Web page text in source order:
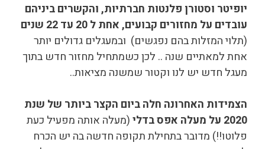
יופיטר וסטורן פלנטות חברתיות, והקשרים ביניהם
עובדים על מחזורים קבועים, אחת ל 20 עד 22 שנים
(תלוי המזלות בהם נפגשים) ובמעגלים גדולים יותר
אחת למאתיים שנה .. לכן כשמתחיל מחזור חדש בתוך
מעגל חדש יש לנו וקטור שמשנה מציאות..
הצמידות האחרונה חלה ביום הקצר ביותר של שנת
2020 על מעלה אפס בדלי
(מעלה אותה מפעיל כעת
פלוטו!!) מדובר בתחילת תקופה חדשה בה יש הכרח